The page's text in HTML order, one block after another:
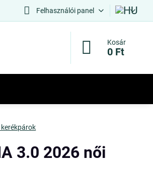
Felhasználói panel
Kosár
0 Ft
3.0 2026 női